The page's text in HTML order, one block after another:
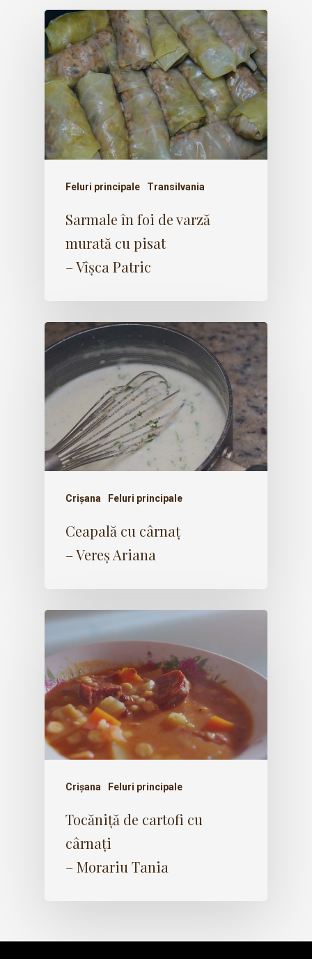
Feluri principale Transilvania
Sarmale în foi de varză
murată cu pisat
– Vîșca Patric
Crișana Feluri principale
Ceapală cu cârnaț
– Vereș Ariana
Crișana Feluri principale
Tocăniță de cartofi cu
cârnați
– Morariu Tania